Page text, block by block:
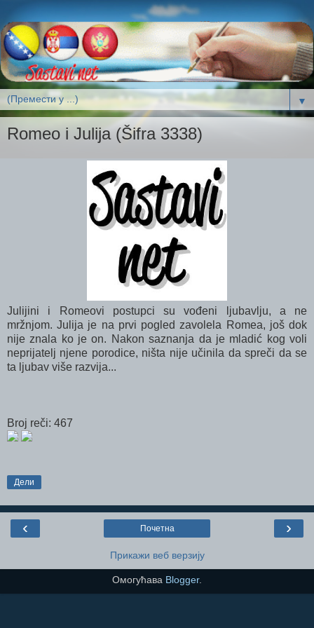
▼
Romeo i Julija (Šifra 3338)
Julijini i Romeovi postupci su vođeni ljubavlju, a ne
mržnjom. Julija je na prvi pogled zavolela Romea, još dok
nije znala ko je on. Nakon saznanja da je mladić kog voli
neprijatelj njene porodice, ništa nije učinila da spreči da se
ta ljubav više razvija...
Broj reči: 467
Дели
‹ ›
Почетна
Прикажи веб верзију
Омогућава Blogger.